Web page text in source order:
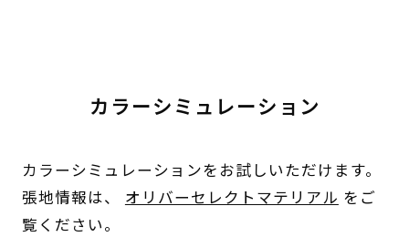
カラーシミュレーション
カラーシミュレーションをお試しいただけます。
張地情報は、 オリバーセレクトマテリアル をご
覧ください。